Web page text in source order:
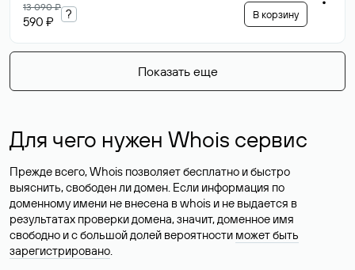
13 090 ₽
590 ₽
? В корзину
Показать еще
Для чего нужен Whois сервис
Прежде всего, Whois позволяет бесплатно и быстро
выяснить, свободен ли домен. Если информация по
доменному имени не внесена в whois и не выдается в
результатах проверки домена, значит, доменное имя
свободно и с большой долей вероятности может быть
зарегистрировано.